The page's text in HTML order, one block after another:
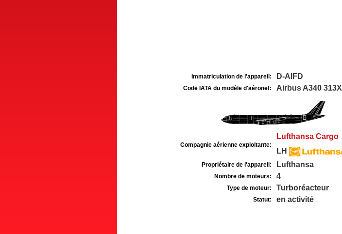
Immatriculation de l'appareil: D-AIFD
Code IATA du modèle d'aéronef: Airbus A340 313X
Compagnie aérienne exploitante:
Lufthansa Cargo
LH
Propriétaire de l'appareil: Lufthansa
Nombre de moteurs: 4
Type de moteur: Turboréacteur
Statut: en activité